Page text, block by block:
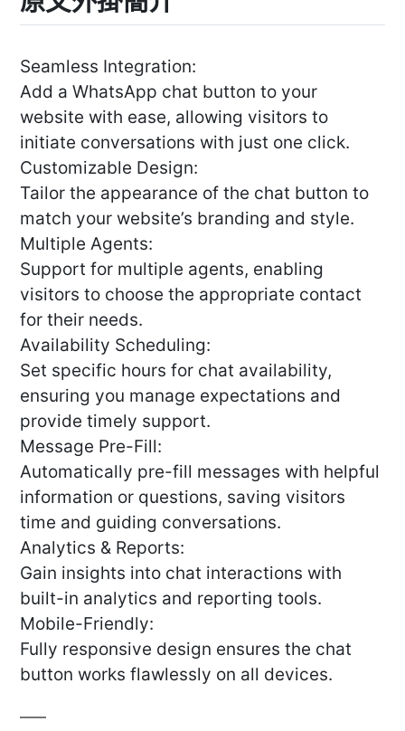
Seamless Integration:
Add a WhatsApp chat button to your
website with ease, allowing visitors to
initiate conversations with just one click.
Customizable Design:
Tailor the appearance of the chat button to
match your website’s branding and style.
Multiple Agents:
Support for multiple agents, enabling
visitors to choose the appropriate contact
for their needs.
Availability Scheduling:
Set specific hours for chat availability,
ensuring you manage expectations and
provide timely support.
Message Pre-Fill:
Automatically pre-fill messages with helpful
information or questions, saving visitors
time and guiding conversations.
Analytics & Reports:
Gain insights into chat interactions with
built-in analytics and reporting tools.
Mobile-Friendly:
Fully responsive design ensures the chat
button works flawlessly on all devices.